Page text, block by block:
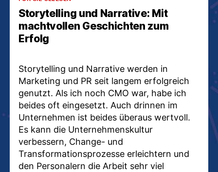
Storytelling und Narrative: Mit
machtvollen Geschichten zum
Erfolg
Storytelling und Narrative werden in
Marketing und PR seit langem erfolgreich
genutzt. Als ich noch CMO war, habe ich
beides oft eingesetzt. Auch drinnen im
Unternehmen ist beides überaus wertvoll.
Es kann die Unternehmenskultur
verbessern, Change- und
Transformationsprozesse erleichtern und
den Personalern die Arbeit sehr viel